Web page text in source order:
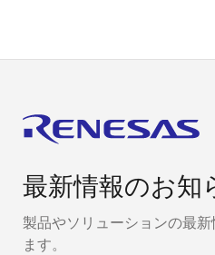
最新情報のお知
製品やソリューションの最
ます。